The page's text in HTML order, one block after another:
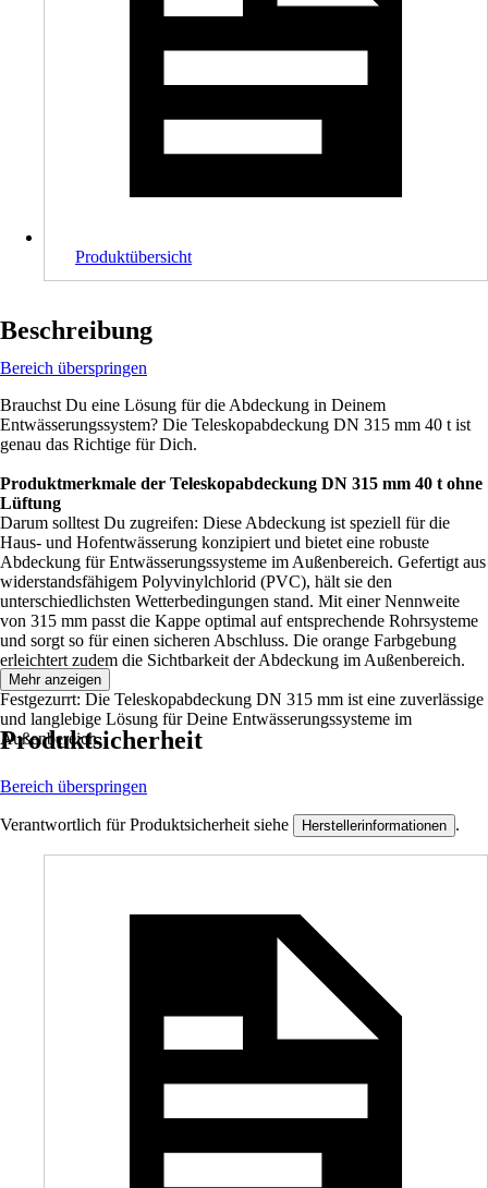
Produktübersicht
Beschreibung
Bereich überspringen
Brauchst Du eine Lösung für die Abdeckung in Deinem
Entwässerungssystem? Die Teleskopabdeckung DN 315 mm 40 t ist
genau das Richtige für Dich.
Produktmerkmale der Teleskopabdeckung DN 315 mm 40 t ohne
Lüftung
Darum solltest Du zugreifen: Diese Abdeckung ist speziell für die
Haus- und Hofentwässerung konzipiert und bietet eine robuste
Abdeckung für Entwässerungssysteme im Außenbereich. Gefertigt aus
widerstandsfähigem Polyvinylchlorid (PVC), hält sie den
unterschiedlichsten Wetterbedingungen stand. Mit einer Nennweite
von 315 mm passt die Kappe optimal auf entsprechende Rohrsysteme
und sorgt so für einen sicheren Abschluss. Die orange Farbgebung
erleichtert zudem die Sichtbarkeit der Abdeckung im Außenbereich.
Festgezurrt: Die Teleskopabdeckung DN 315 mm ist eine zuverlässige
und langlebige Lösung für Deine Entwässerungssysteme im
Außenbereich.
Mehr anzeigen
Produktsicherheit
Bereich überspringen
Verantwortlich für Produktsicherheit siehe Herstellerinformationen .